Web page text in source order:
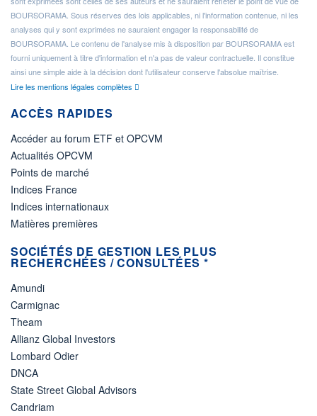
BOURSORAMA. Sous réserves des lois applicables, ni l'information contenue, ni les
analyses qui y sont exprimées ne sauraient engager la responsabilité de
BOURSORAMA. Le contenu de l'analyse mis à disposition par BOURSORAMA est
fourni uniquement à titre d'information et n'a pas de valeur contractuelle. Il constitue
ainsi une simple aide à la décision dont l'utilisateur conserve l'absolue maîtrise.
Lire les mentions légales complètes
ACCÈS RAPIDES
Accéder au forum ETF et OPCVM
Actualités OPCVM
Points de marché
Indices France
Indices internationaux
Matières premières
SOCIÉTÉS DE GESTION LES PLUS
RECHERCHÉES / CONSULTÉES *
Amundi
Carmignac
Theam
Allianz Global Investors
Lombard Odier
DNCA
State Street Global Advisors
Candriam